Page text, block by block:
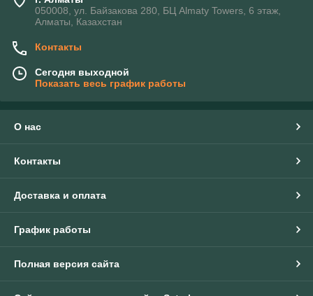
050008, ул. Байзакова 280, БЦ Almaty Towers, 6 этаж,
Алматы, Казахстан
Контакты
Сегодня выходной
Показать весь график работы
О нас
Контакты
Доставка и оплата
График работы
Полная версия сайта